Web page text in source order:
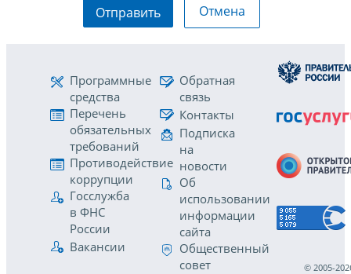
Отправить Отмена
Программные
средства
Перечень
обязательных
требований
Противодействие
коррупции
Госслужба
в ФНС
России
Вакансии
Обратная
связь
Контакты
Подписка
на
новости
Об
использовании
информации
сайта
Общественный
совет
© 2005-